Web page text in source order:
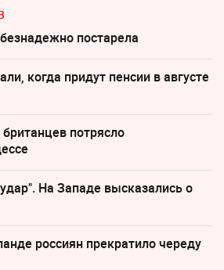
постарела
когда придут пенсии в августе
потрясло
На Западе высказались о
россиян прекратило череду